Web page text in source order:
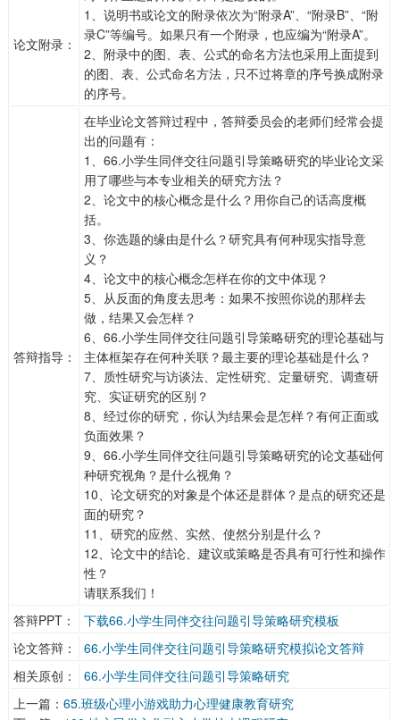
论文附录：
1、说明书或论文的附录依次为“附录A”、“附录B”、“附
录C”等编号。如果只有一个附录，也应编为“附录A”。
2、附录中的图、表、公式的命名方法也采用上面提到
的图、表、公式命名方法，只不过将章的序号换成附录
的序号。
答辩指导：
在毕业论文答辩过程中，答辩委员会的老师们经常会提
出的问题有：
1、66.小学生同伴交往问题引导策略研究的毕业论文采
用了哪些与本专业相关的研究方法？
2、论文中的核心概念是什么？用你自己的话高度概
括。
3、你选题的缘由是什么？研究具有何种现实指导意
义？
4、论文中的核心概念怎样在你的文中体现？
5、从反面的角度去思考：如果不按照你说的那样去
做，结果又会怎样？
6、66.小学生同伴交往问题引导策略研究的理论基础与
主体框架存在何种关联？最主要的理论基础是什么？
7、质性研究与访谈法、定性研究、定量研究、调查研
究、实证研究的区别？
8、经过你的研究，你认为结果会是怎样？有何正面或
负面效果？
9、66.小学生同伴交往问题引导策略研究的论文基础何
种研究视角？是什么视角？
10、论文研究的对象是个体还是群体？是点的研究还是
面的研究？
11、研究的应然、实然、使然分别是什么？
12、论文中的结论、建议或策略是否具有可行性和操作
性？
请联系我们！
答辩PPT：
下载66.小学生同伴交往问题引导策略研究模板
论文答辩：
66.小学生同伴交往问题引导策略研究模拟论文答辩
相关原创：
66.小学生同伴交往问题引导策略研究
上一篇： 65.班级心理小游戏助力心理健康教育研究